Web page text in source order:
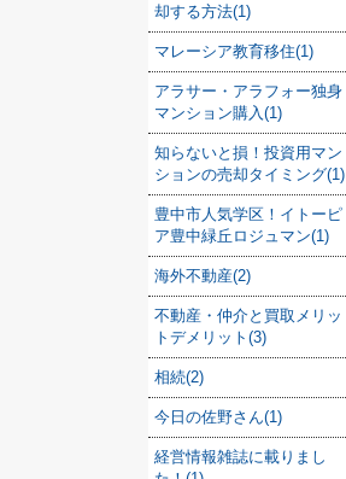
却する方法(1)
マレーシア教育移住(1)
アラサー・アラフォー独身
マンション購入(1)
知らないと損！投資用マン
ションの売却タイミング(1)
豊中市人気学区！イトーピ
ア豊中緑丘ロジュマン(1)
海外不動産(2)
不動産・仲介と買取メリッ
トデメリット(3)
相続(2)
今日の佐野さん(1)
経営情報雑誌に載りまし